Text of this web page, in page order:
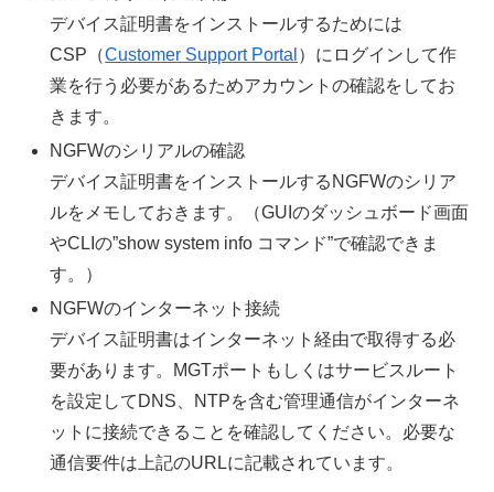
デバイス証明書をインストールするためには
CSP（Customer Support Portal ）にログインして作
業を行う必要があるためアカウントの確認をしてお
きます。
NGFWのシリアルの確認
デバイス証明書をインストールするNGFWのシリア
ルをメモしておきます。（GUIのダッシュボード画面
やCLIの”show system info コマンド”で確認できま
す。）
NGFWのインターネット接続
デバイス証明書はインターネット経由で取得する必
要があります。MGTポートもしくはサービスルート
を設定してDNS、NTPを含む管理通信がインターネ
ットに接続できることを確認してください。必要な
通信要件は上記のURLに記載されています。